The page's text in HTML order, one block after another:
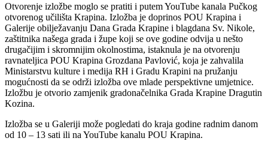
Otvorenje izložbe moglo se pratiti i putem YouTube kanala Pučkog
otvorenog učilišta Krapina. Izložba je doprinos POU Krapina i
Galerije obilježavanju Dana Grada Krapine i blagdana Sv. Nikole,
zaštitnika našega grada i župe koji se ove godine odvija u nešto
drugačijim i skromnijim okolnostima, istaknula je na otvorenju
ravnateljica POU Krapina Grozdana Pavlović, koja je zahvalila
Ministarstvu kulture i medija RH i Gradu Krapini na pružanju
mogućnosti da se održi izložba ove mlade perspektivne umjetnice.
Izložbu je otvorio zamjenik gradonačelnika Grada Krapine Dragutin
Kozina.
Izložba se u Galeriji može pogledati do kraja godine radnim danom
od 10 – 13 sati ili na YouTube kanalu POU Krapina.